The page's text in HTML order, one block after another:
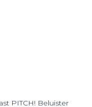
PITCH! Beluister